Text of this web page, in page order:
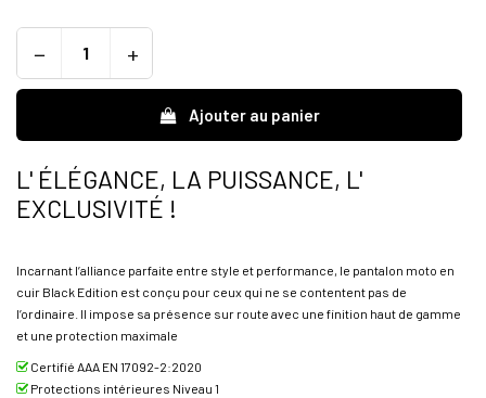
Ajouter au panier
L' ÉLÉGANCE, LA PUISSANCE, L'
EXCLUSIVITÉ !
Incarnant l’alliance parfaite entre style et performance, le pantalon moto en
cuir Black Edition est conçu pour ceux qui ne se contentent pas de
l’ordinaire. Il impose sa présence sur route avec une finition haut de gamme
et une protection maximale
Certifié AAA EN 17092-2:2020
Protections intérieures Niveau 1